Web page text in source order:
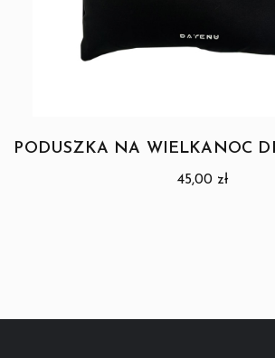
PODUSZKA NA WIELKANOC
45,00 zł